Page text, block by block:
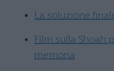
La soluzione
Film sulla Shoah
memoria